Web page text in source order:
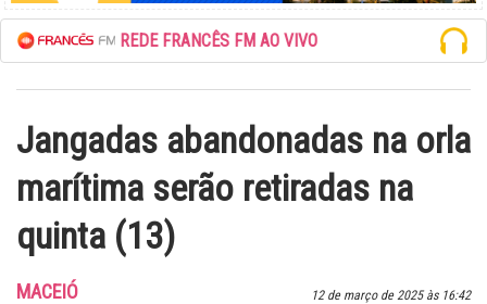
ESCUTE A REDE FRANCÊS FM AO VIVO
Jangadas abandonadas na orla
marítima serão retiradas na
quinta (13)
12 de março de 2025 às 16:42
MACEIÓ